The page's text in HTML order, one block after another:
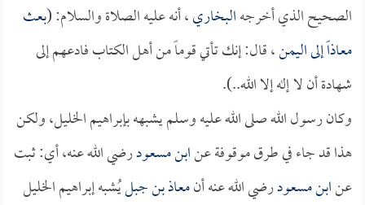
الصحيح الذي أخرجهالبخاري، أنه عليه الصلاة والسلام: (بعث
معاذاًإلىاليمن، قال: إنك تأتي قوماً من أهل الكتاب فادعهم إلى
شهادة أن لا إله إلا الله..).
وكان رسول الله صلى الله عليه وسلم يشبهه بإبراهيم الخليل، ولكن
هذا قد جاء في طرق موقوفة عنابن مسعودرضي الله عنه، أي: ثبت
عنابن مسعودرضي الله عنه أنمعاذ بن جبليُشبه إبراهيم الخليل